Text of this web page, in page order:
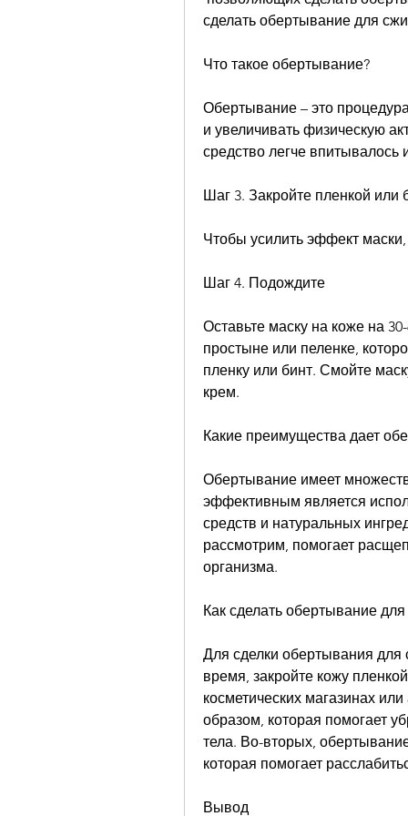
сделать обертывание для
Что такое обертывание?
Обертывание – это
и увеличивать физическую
средство легче впитывалось
Шаг 3. Закройте пленкой или
Чтобы усилить эффект
Шаг 4. Подождите
Оставьте маску на коже на
простыне или пеленке,
пленку или бинт. Смойте
крем.
Какие преимущества дает
Обертывание имеет
эффективным является
средств и натуральных
рассмотрим, помогает
организма.
Как сделать обертывание
Для сделки обертывания для
время, закройте кожу
косметических магазинах
образом, которая помогает
тела. Во-вторых,
которая помогает
Вывод